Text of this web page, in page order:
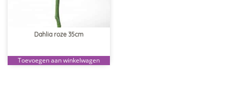
Dahlia roze 35cm
Toevoegen aan winkelwagen